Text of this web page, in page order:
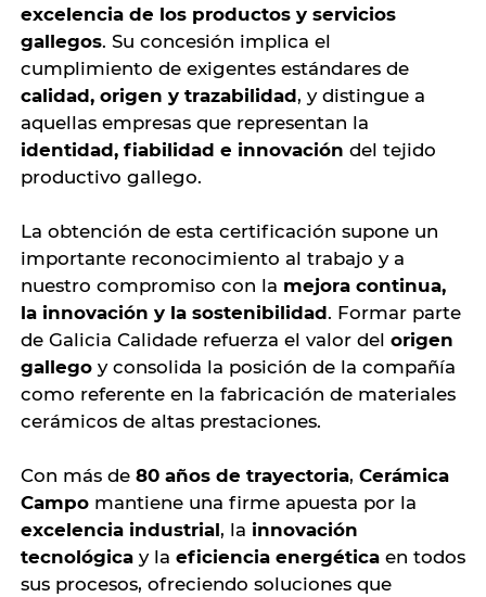
excelencia de los productos y servicios
gallegos. Su concesión implica el
cumplimiento de exigentes estándares de
calidad, origen y trazabilidad, y distingue a
aquellas empresas que representan la
identidad, fiabilidad e innovación del tejido
productivo gallego.
La obtención de esta certificación supone un
importante reconocimiento al trabajo y a
nuestro compromiso con la mejora continua,
la innovación y la sostenibilidad. Formar parte
de Galicia Calidade refuerza el valor del origen
gallegoy consolida la posición de la compañía
como referente en la fabricación de materiales
cerámicos de altas prestaciones.
Con más de 80 años de trayectoria, Cerámica
Campomantiene una firme apuesta por la
excelencia industrial, la innovación
tecnológicay la eficiencia energéticaen todos
sus procesos, ofreciendo soluciones que